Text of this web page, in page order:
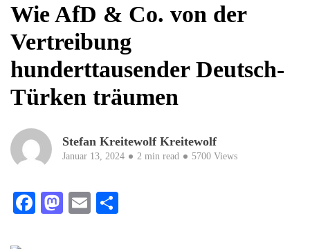
Wie AfD & Co. von der
Vertreibung
hunderttausender Deutsch-
Türken träumen
Stefan Kreitewolf Kreitewolf
Januar 13, 2024 2 min read 5700 Views
Facebook
Mastodon
Email